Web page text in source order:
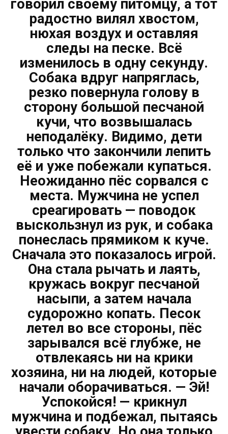
говорил своему питомцу, а тот
радостно вилял хвостом,
нюхая воздух и оставляя
следы на песке. Всё
изменилось в одну секунду.
Собака вдруг напряглась,
резко повернула голову в
сторону большой песчаной
кучи, что возвышалась
неподалёку. Видимо, дети
только что закончили лепить
её и уже побежали купаться.
Неожиданно пёс сорвался с
места. Мужчина не успел
среагировать — поводок
выскользнул из рук, и собака
понеслась прямиком к куче.
Сначала это показалось игрой.
Она стала рычать и лаять,
кружась вокруг песчаной
насыпи, а затем начала
судорожно копать. Песок
летел во все стороны, пёс
зарывался всё глубже, не
отвлекаясь ни на крики
хозяина, ни на людей, которые
начали оборачиваться. — Эй!
Успокойся! — крикнул
мужчина и подбежал, пытаясь